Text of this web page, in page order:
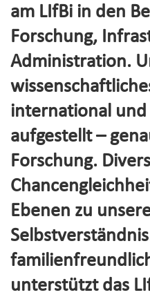
am LIfBi in den
Forschung,
Administration.
international
aufgestellt –
Forschung.
Ebenen zu
unterstützt das